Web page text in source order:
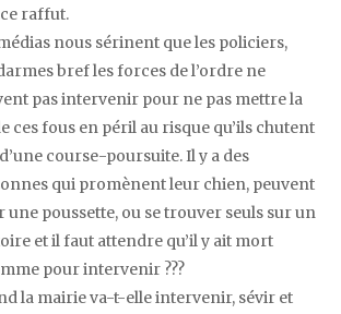
raffut.
nous sérinent que les policiers,
bref les forces de l’ordre ne
pas intervenir pour ne pas mettre la
ces fous en péril au risque qu’ils chutent
course-poursuite. Il y a des
qui promènent leur chien, peuvent
une poussette, ou se trouver seuls sur un
et il faut attendre qu’il y ait mort
pour intervenir ???
la mairie va-t-elle intervenir, sévir et